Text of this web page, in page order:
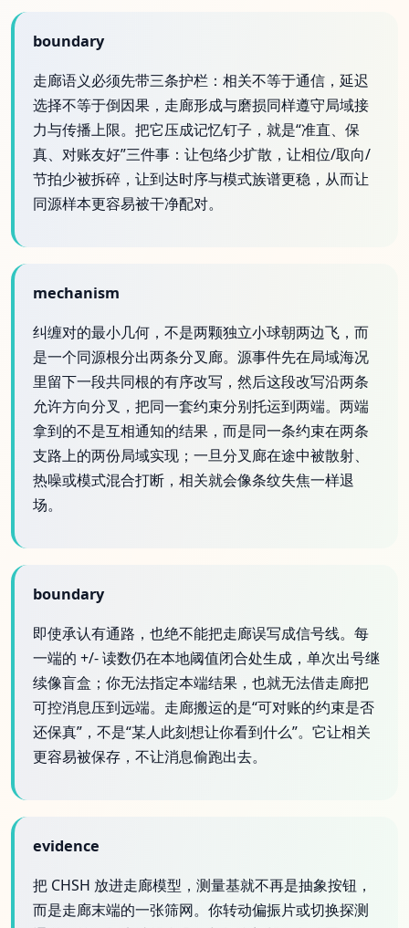
boundary
走廊语义必须先带三条护栏：相关不等于通信，延迟
选择不等于倒因果，走廊形成与磨损同样遵守局域接
力与传播上限。把它压成记忆钉子，就是“准直、保
真、对账友好”三件事：让包络少扩散，让相位/取向/
节拍少被拆碎，让到达时序与模式族谱更稳，从而让
同源样本更容易被干净配对。
mechanism
纠缠对的最小几何，不是两颗独立小球朝两边飞，而
是一个同源根分出两条分叉廊。源事件先在局域海况
里留下一段共同根的有序改写，然后这段改写沿两条
允许方向分叉，把同一套约束分别托运到两端。两端
拿到的不是互相通知的结果，而是同一条约束在两条
支路上的两份局域实现；一旦分叉廊在途中被散射、
热噪或模式混合打断，相关就会像条纹失焦一样退
场。
boundary
即使承认有通路，也绝不能把走廊误写成信号线。每
一端的 +/- 读数仍在本地阈值闭合处生成，单次出号继
续像盲盒；你无法指定本端结果，也就无法借走廊把
可控消息压到远端。走廊搬运的是“可对账的约束是否
还保真”，不是“某人此刻想让你看到什么”。它让相关
更容易被保存，不让消息偷跑出去。
evidence
把 CHSH 放进走廊模型，测量基就不再是抽象按钮，
而是走廊末端的一张筛网。你转动偏振片或切换探测